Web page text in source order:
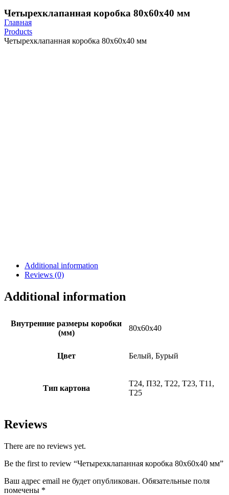
Четырехклапанная коробка 80х60х40 мм
Главная
Products
Четырехклапанная коробка 80х60х40 мм
Additional information
Reviews (0)
Additional information
Внутренние размеры коробки
(мм)
80х60х40
Цвет Белый, Бурый
Тип картона
Т24, П32, Т22, Т23, Т11,
Т25
Reviews
There are no reviews yet.
Be the first to review “Четырехклапанная коробка 80х60х40 мм”
Ваш адрес email не будет опубликован. Обязательные поля
помечены *